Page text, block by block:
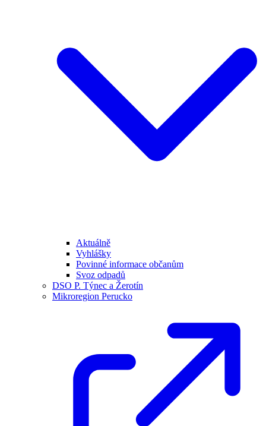
Aktuálně
Vyhlášky
Povinné informace občanům
Svoz odpadů
DSO P. Týnec a Žerotín
Mikroregion Perucko